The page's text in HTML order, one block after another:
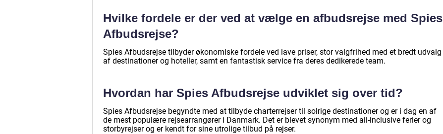
Hvilke fordele er der ved at vælge en afbudsrejse med Spies
Afbudsrejse?
Spies Afbudsrejse tilbyder økonomiske fordele ved lave priser, stor valgfrihed med et bredt udvalg
af destinationer og hoteller, samt en fantastisk service fra deres dedikerede team.
Hvordan har Spies Afbudsrejse udviklet sig over tid?
Spies Afbudsrejse begyndte med at tilbyde charterrejser til solrige destinationer og er i dag en af
de mest populære rejsearrangører i Danmark. Det er blevet synonym med all-inclusive ferier og
storbyrejser og er kendt for sine utrolige tilbud på rejser.